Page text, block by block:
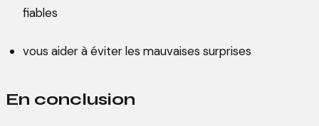
fiables
vous aider à éviter les mauvaises surprises
En conclusion